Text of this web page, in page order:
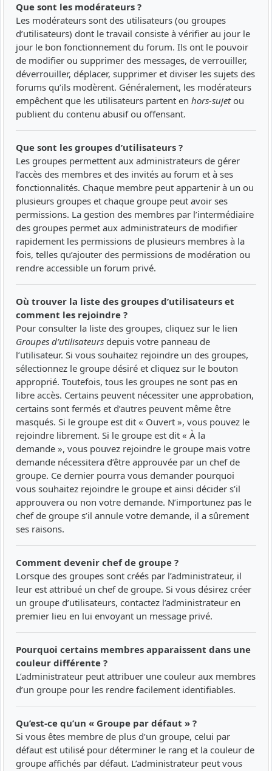
Que sont les modérateurs ?
Les modérateurs sont des utilisateurs (ou groupes
d’utilisateurs) dont le travail consiste à vérifier au jour le
jour le bon fonctionnement du forum. Ils ont le pouvoir
de modifier ou supprimer des messages, de verrouiller,
déverrouiller, déplacer, supprimer et diviser les sujets des
forums qu’ils modèrent. Généralement, les modérateurs
empêchent que les utilisateurs partent en hors-sujetou
publient du contenu abusif ou offensant.
Que sont les groupes d’utilisateurs ?
Les groupes permettent aux administrateurs de gérer
l’accès des membres et des invités au forum et à ses
fonctionnalités. Chaque membre peut appartenir à un ou
plusieurs groupes et chaque groupe peut avoir ses
permissions. La gestion des membres par l’intermédiaire
des groupes permet aux administrateurs de modifier
rapidement les permissions de plusieurs membres à la
fois, telles qu’ajouter des permissions de modération ou
rendre accessible un forum privé.
Où trouver la liste des groupes d’utilisateurs et
comment les rejoindre ?
Pour consulter la liste des groupes, cliquez sur le lien
Groupes d’utilisateurs depuis votre panneau de
l’utilisateur. Si vous souhaitez rejoindre un des groupes,
sélectionnez le groupe désiré et cliquez sur le bouton
approprié. Toutefois, tous les groupes ne sont pas en
libre accès. Certains peuvent nécessiter une approbation,
certains sont fermés et d’autres peuvent même être
masqués. Si le groupe est dit « Ouvert », vous pouvez le
rejoindre librement. Si le groupe est dit « À la
demande », vous pouvez rejoindre le groupe mais votre
demande nécessitera d’être approuvée par un chef de
groupe. Ce dernier pourra vous demander pourquoi
vous souhaitez rejoindre le groupe et ainsi décider s’il
approuvera ou non votre demande. N’importunez pas le
chef de groupe s’il annule votre demande, il a sûrement
ses raisons.
Comment devenir chef de groupe ?
Lorsque des groupes sont créés par l’administrateur, il
leur est attribué un chef de groupe. Si vous désirez créer
un groupe d’utilisateurs, contactez l’administrateur en
premier lieu en lui envoyant un message privé.
Pourquoi certains membres apparaissent dans une
couleur différente ?
L’administrateur peut attribuer une couleur aux membres
d’un groupe pour les rendre facilement identifiables.
Qu’est-ce qu’un « Groupe par défaut » ?
Si vous êtes membre de plus d’un groupe, celui par
défaut est utilisé pour déterminer le rang et la couleur de
groupe affichés par défaut. L’administrateur peut vous